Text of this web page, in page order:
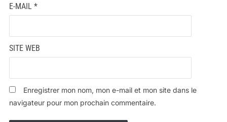
E-MAIL *
SITE WEB
Enregistrer mon nom, mon e-mail et mon site dans le
navigateur pour mon prochain commentaire.